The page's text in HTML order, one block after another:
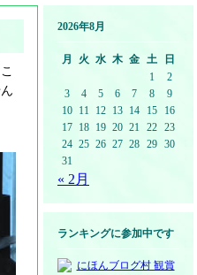
2026年8月
月 火 水 木 金 土
日
1
2
3
4 5 6 7 8
9
10
11 12 13 14 15
16
17
18 19 20 21 22 23
24 25 26 27 28 29 30
31
« 2月
ランキングに参加中です